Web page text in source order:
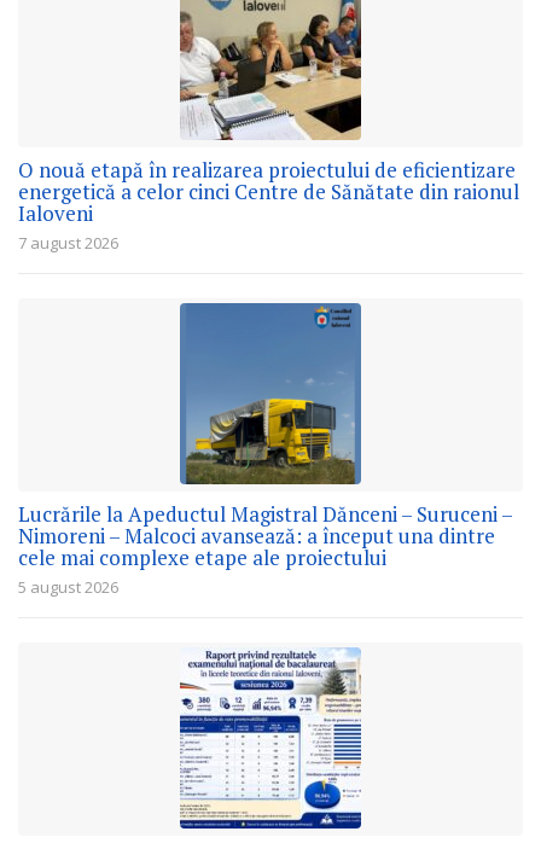
O nouă etapă în realizarea proiectului de eficientizare
energetică a celor cinci Centre de Sănătate din raionul
Ialoveni
7 august 2026
Lucrările la Apeductul Magistral Dănceni – Suruceni –
Nimoreni – Malcoci avansează: a început una dintre
cele mai complexe etape ale proiectului
5 august 2026